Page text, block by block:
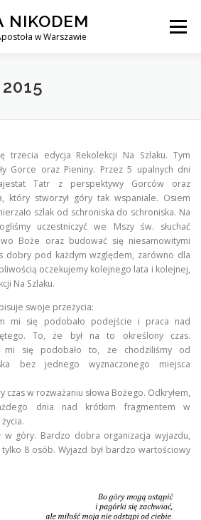
NIKODEM
w Warszawie
Menu
KURS ALPHA
trzecia edycja Rekolekcji Na Szlaku. Tym
Gorce oraz Pieniny. Przez 5 upalnych dni
Tatr z perspektywy Gorców oraz
który stworzył góry tak wspaniale. Osiem
szlak od schroniska do schroniska. Na
uczestniczyć we Mszy św. słuchać
Boże oraz budować się niesamowitymi
dobry pod każdym względem, zarówno dla
oczekujemy kolejnego lata i kolejnej,
Na Szlaku.
swoje przeżycia:
mi się podobało podejście i praca nad
To, że był na to określony czas.
mi się podobało to, że chodziliśmy od
bez jednego wyznaczonego miejsca
czas w rozważaniu słowa Bożego. Odkryłem,
dnia nad krótkim fragmentem w
w góry. Bardzo dobra organizacja wyjazdu,
8 osób. Wyjazd był bardzo wartościowy